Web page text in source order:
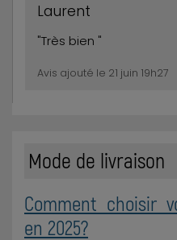
Laurent
"Très bien "
Avis ajouté le 21 juin 19h27
Mode de livraison
Comment choisir
en 2025?